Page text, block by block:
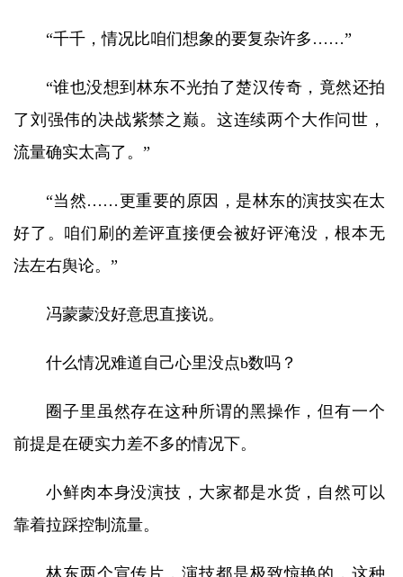
“千千，情况比咱们想象的要复杂许多……”
“谁也没想到林东不光拍了楚汉传奇，竟然还拍
了刘强伟的决战紫禁之巅。这连续两个大作问世，
流量确实太高了。”
“当然……更重要的原因，是林东的演技实在太
好了。咱们刷的差评直接便会被好评淹没，根本无
法左右舆论。”
冯蒙蒙没好意思直接说。
什么情况难道自己心里没点b数吗？
圈子里虽然存在这种所谓的黑操作，但有一个
前提是在硬实力差不多的情况下。
小鲜肉本身没演技，大家都是水货，自然可以
靠着拉踩控制流量。
林东两个宣传片，演技都是极致惊艳的，这种